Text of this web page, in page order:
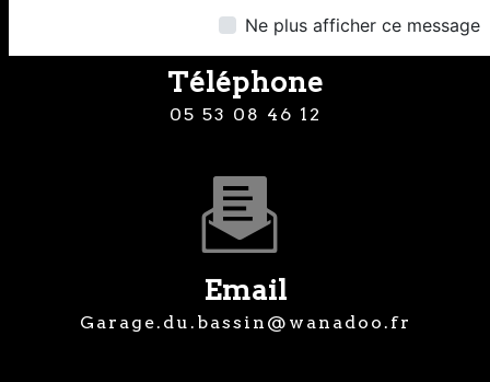
Ne plus afficher ce message
Téléphone
05 53 08 46 12
Email
garage.du.bassin@wanadoo.fr